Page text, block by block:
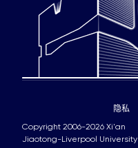
Copyright 2006-2026 Xi'an
Jiaotong-Liverpool University
隐私